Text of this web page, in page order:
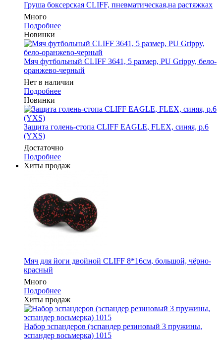
Груша боксерская CLIFF, пневматическая,на растяжках
Много
Подробнее
Новинки
Мяч футбольный CLIFF 3641, 5 размер, PU Grippy, бело-
оранжево-черный
Нет в наличии
Подробнее
Новинки
Защита голень-стопа CLIFF EAGLE, FLEX, синяя, р.6
(YXS)
Достаточно
Подробнее
Хиты продаж
Мяч для йоги двойной CLIFF 8*16см, большой, чёрно-
красный
Много
Подробнее
Хиты продаж
Набор эспандеров (эспандер резиновый 3 пружины,
эспандер восьмерка) 1015